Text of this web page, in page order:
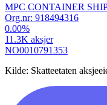
MPC CONTAINER
Org.nr: 918494316
0.00%
11.3K aksjer
NO0010791353
Kilde: Skatteetaten